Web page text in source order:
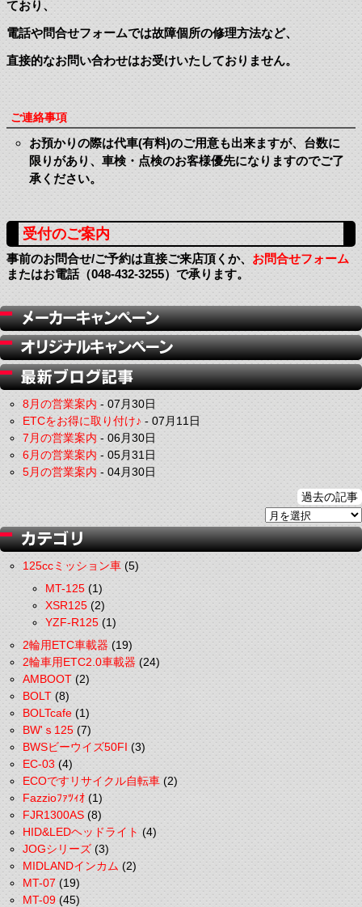
ており、
電話や問合せフォームでは故障個所の修理方法など、
直接的なお問い合わせはお受けいたしておりません。
ご連絡事項
お預かりの際は代車(有料)のご用意も出来ますが、台数に
限りがあり、車検・点検のお客様優先になりますのでご了
承ください。
受付のご案内
事前のお問合せ/ご予約は直接ご来店頂くか、お問合せフォーム
またはお電話（048-432-3255）で承ります。
8月の営業案内-07月30日
ETCをお得に取り付け♪-07月11日
7月の営業案内-06月30日
6月の営業案内-05月31日
5月の営業案内-04月30日
過去の記事
125ccミッション車(5)
MT-125(1)
XSR125(2)
YZF-R125(1)
2輪用ETC車載器(19)
2輪車用ETC2.0車載器(24)
AMBOOT(2)
BOLT(8)
BOLTcafe(1)
BW'ｓ125(7)
BWSビーウイズ50FI(3)
EC-03(4)
ECOですリサイクル自転車(2)
Fazzioﾌｧﾂｨｵ(1)
FJR1300AS(8)
HID&LEDヘッドライト(4)
JOGシリーズ(3)
MIDLANDインカム(2)
MT-07(19)
MT-09(45)